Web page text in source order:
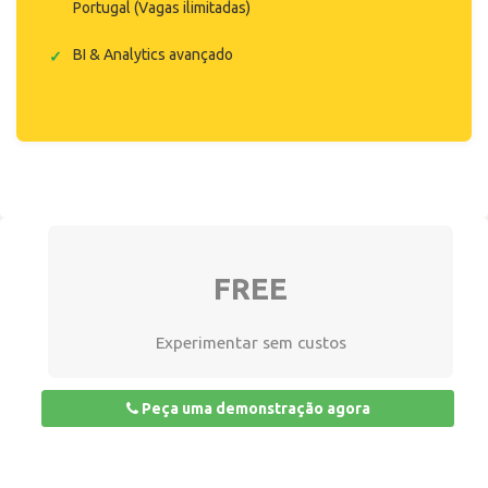
Portugal (Vagas ilimitadas)
BI & Analytics avançado
FREE
Experimentar sem custos
Peça uma demonstração agora